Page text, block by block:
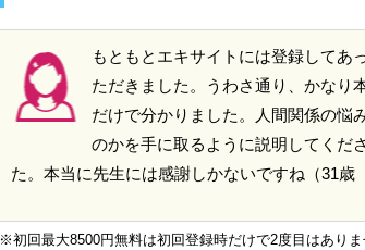
もともとエキサイトには登録してあ
ただきました。うわさ通り、かなり
だけで分かりました。人間関係の悩
のかを手に取るように説明してくだ
た。本当に先生には感謝しかないですね（31歳
※初回最大8500円無料は初回登録時だけで2度目はあり